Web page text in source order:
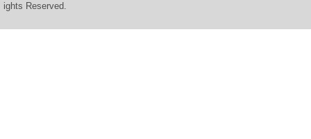
ights Reserved.